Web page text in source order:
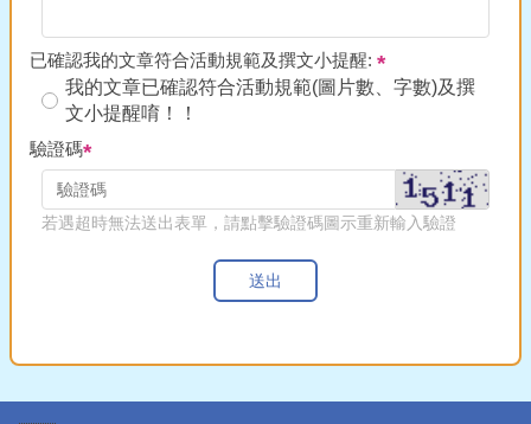
已確認我的文章符合活動規範及撰文小提醒:
我的文章已確認符合活動規範(圖片數、字數)及撰
文小提醒唷！！
驗證碼
若遇超時無法送出表單，請點擊驗證碼圖示重新輸入驗證
送出